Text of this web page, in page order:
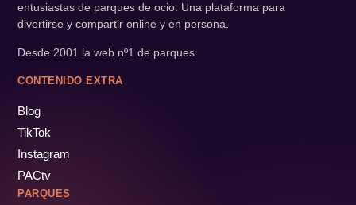
entusiastas de parques de ocio. Una plataforma para
divertirse y compartir online y en persona.
Desde 2001 la web nº1 de parques.
CONTENIDO EXTRA
Blog
TikTok
Instagram
PACtv
PARQUES